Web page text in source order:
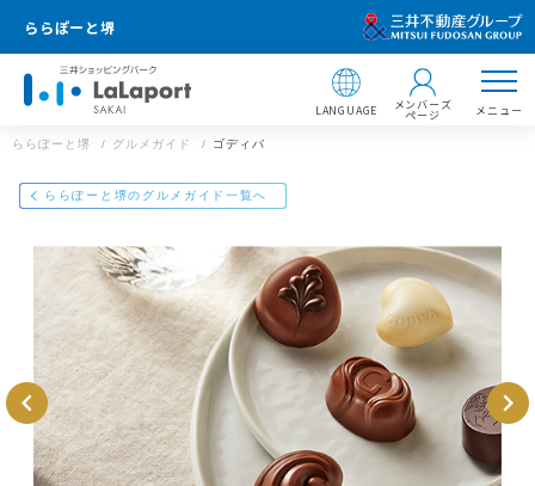
ららぽーと堺
LANGUAGE メンバーズ
ページ メニュー
ららぽーと堺
住所 ：
〒587-0002 大阪府堺市美原区黒山22番1
【飲食店 営業時間】
00
店舗情報
ゴディバ
ららぽーと堺
大阪府堺市美原区黒山22番1
https://mitsui-shopping-park.com/gourmet/lalaport/sakai/g0041
000000013070/
メールで送る Facebookでシェア LINEで送る
ららぽーと堺 グルメガイド ゴディバ
ららぽーと堺のグルメガイド一覧へ